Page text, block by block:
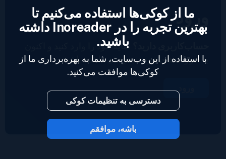
ورود
نمایه خود را وارد کنید و اکنون
به خوراک‌های خود دسترسی داشته باشید.
2023 © Inoreader
ما از کوکی‌ها استفاده می‌کنیم تا
بهترین تجربه را در Inoreader داشته
باشید.
با استفاده از این وب‌سایت، شما به بهره‌برداری ما از
کوکی‌ها موافقت می‌کنید.
دسترسی به تنظیمات کوکی
باشه، موافقم